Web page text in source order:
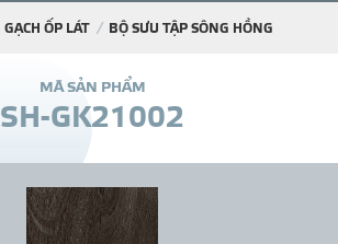
KÊNH PHÂN
GẠCH ỐP LÁT BỘ SƯU TẬP SÔNG HỒNG
MÃ SẢN PHẨM
SH-GK21002